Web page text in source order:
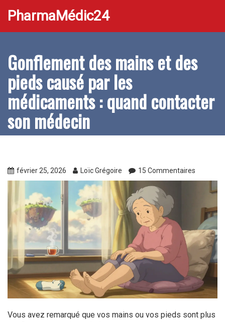
PharmaMédic24
Gonflement des mains et des
pieds causé par les
médicaments : quand contacter
son médecin
février 25, 2026 Loïc Grégoire 15 Commentaires
Vous avez remarqué que vos mains ou vos pieds sont plus